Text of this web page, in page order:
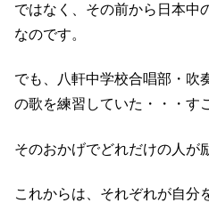
ではなく、その前から日本中
なのです。
でも、八軒中学校合唱部・吹
の歌を練習していた・・・す
そのおかげでどれだけの人が
これからは、それぞれが自分